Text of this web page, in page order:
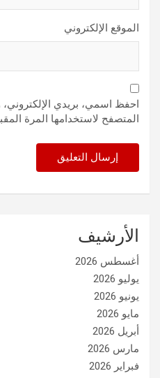
الموقع الإلكتروني
احفظ اسمي، بريدي الإلكتروني،
المتصفح لاستخدامها المرة
الأرشيف
أغسطس 2026
يوليو 2026
يونيو 2026
مايو 2026
أبريل 2026
مارس 2026
فبراير 2026